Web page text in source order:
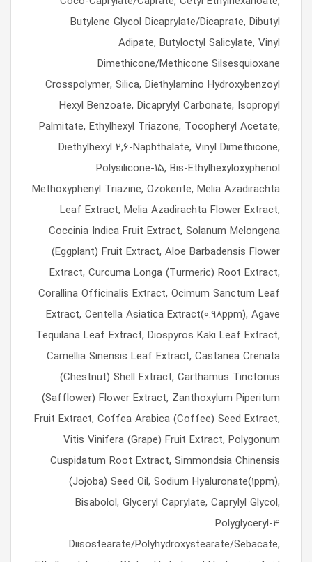
Butylene Glycol Dicaprylate/Dicaprate, Dibutyl
Adipate, Butyloctyl Salicylate, Vinyl
Dimethicone/Methicone Silsesquioxane
Crosspolymer, Silica, Diethylamino Hydroxybenzoyl
Hexyl Benzoate, Dicaprylyl Carbonate, Isopropyl
Palmitate, Ethylhexyl Triazone, Tocopheryl Acetate,
Diethylhexyl 2,6-Naphthalate, Vinyl Dimethicone,
Polysilicone-15, Bis-Ethylhexyloxyphenol
Methoxyphenyl Triazine, Ozokerite, Melia Azadirachta
Leaf Extract, Melia Azadirachta Flower Extract,
Coccinia Indica Fruit Extract, Solanum Melongena
(Eggplant) Fruit Extract, Aloe Barbadensis Flower
Extract, Curcuma Longa (Turmeric) Root Extract,
Corallina Officinalis Extract, Ocimum Sanctum Leaf
Extract, Centella Asiatica Extract(0.98ppm), Agave
Tequilana Leaf Extract, Diospyros Kaki Leaf Extract,
Camellia Sinensis Leaf Extract, Castanea Crenata
(Chestnut) Shell Extract, Carthamus Tinctorius
(Safflower) Flower Extract, Zanthoxylum Piperitum
Fruit Extract, Coffea Arabica (Coffee) Seed Extract,
Vitis Vinifera (Grape) Fruit Extract, Polygonum
Cuspidatum Root Extract, Simmondsia Chinensis
(Jojoba) Seed Oil, Sodium Hyaluronate(1ppm),
Bisabolol, Glyceryl Caprylate, Caprylyl Glycol,
Polyglyceryl-4
Diisostearate/Polyhydroxystearate/Sebacate,